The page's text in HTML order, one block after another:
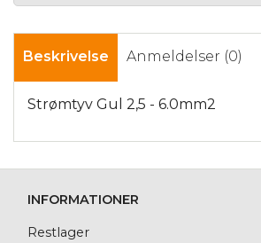
Beskrivelse Anmeldelser (0)
Strømtyv Gul 2,5 - 6.0mm2
INFORMATIONER
Restlager